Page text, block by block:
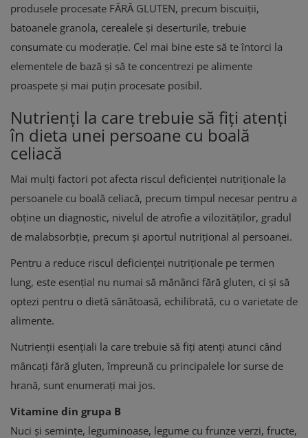
produsele procesate FĂRĂ GLUTEN, precum biscuiții,
batoanele granola, cerealele și deserturile, trebuie
consumate cu moderație. Cel mai bine este să te întorci la
elementele de bază și să te concentrezi pe alimente
proaspete și mai puțin procesate posibil.
Nutrienți la care trebuie să fiți atenți
în dieta unei persoane cu boală
celiacă
Mai mulți factori pot afecta riscul deficienței nutriționale la
persoanele cu boală celiacă, precum timpul necesar pentru a
obține un diagnostic, nivelul de atrofie a vilozităților, gradul
de malabsorbție, precum și aportul nutrițional al persoanei.
Pentru a reduce riscul deficienței nutriționale pe termen
lung, este esențial nu numai să mănânci fără gluten, ci și să
optezi pentru o dietă sănătoasă, echilibrată, cu o varietate de
alimente.
Nutrienții esențiali la care trebuie să fiți atenți atunci când
mâncați fără gluten, împreună cu principalele lor surse de
hrană, sunt enumerați mai jos.
Vitamine din grupa B
Nuci și semințe, leguminoase, legume cu frunze verzi, fructe,